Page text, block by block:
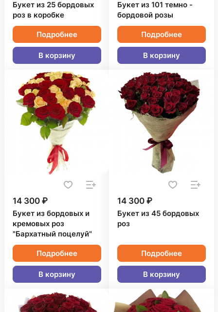
Букет из 25 бордовых
роз в коробке
Подробнее
В корзину
Букет из 101 темно -
бордовой розы
Подробнее
В корзину
14 300 ₽
Букет из бордовых и
кремовых роз
"Бархатный поцелуй"
Подробнее
В корзину
14 300 ₽
Букет из 45 бордовых
роз
Подробнее
В корзину